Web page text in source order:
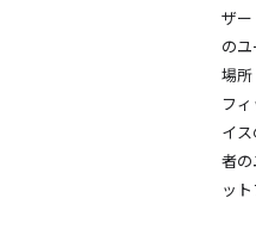
ユーザ
州別の
再生場所
トラフ
デバイ
視聴者
プラッ